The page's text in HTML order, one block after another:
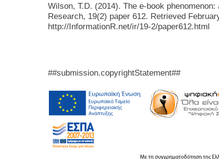
Wilson, T.D. (2014). The e-book
Research, 19(2) paper 612. Retrieved
http://InformationR.net/ir/19-2/paper612.html
##submission.copyrightStatement##